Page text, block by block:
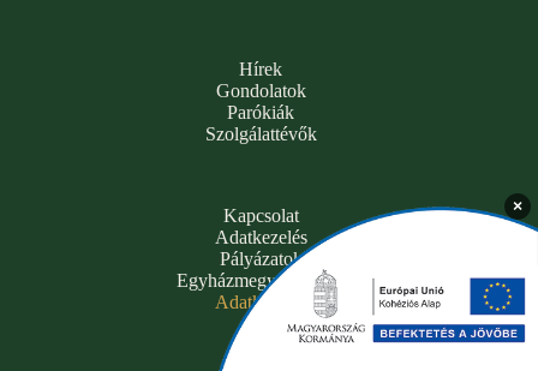
×
Hírek
Gondolatok
Parókiák
Szolgálattévők
Kapcsolat
Adatkezelés
Pályázatok
Egyházmegyei hivatal
Adatkezelés